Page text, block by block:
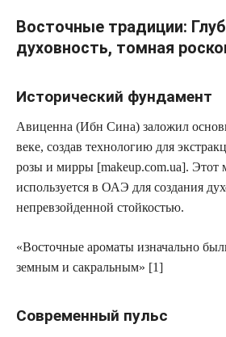
Восточные традиции:
духовность, томная
Исторический фундамент
Авиценна (Ибн Сина) заложил
веке, создав технологию для
розы и мирры [makeup.com.ua]. Этот
используется в ОАЭ для создания
непревзойденной стойкостью.
«Восточные ароматы изначально
земным и сакральным» [1]
Современный пульс